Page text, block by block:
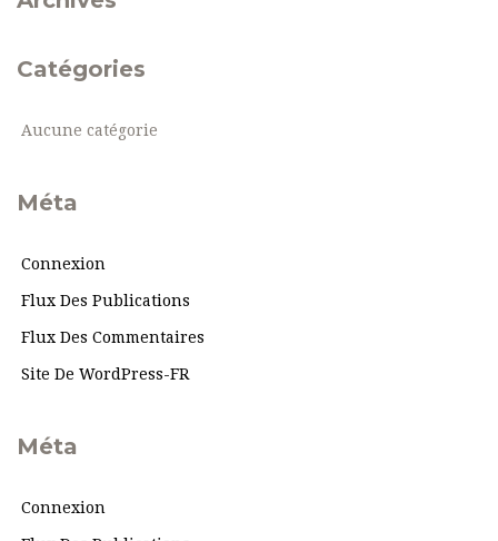
Catégories
Aucune catégorie
Méta
Connexion
Flux Des Publications
Flux Des Commentaires
Site De WordPress-FR
Méta
Connexion